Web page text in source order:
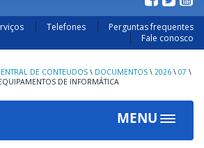
Telefones
Perguntas frequentes
Fale conosco
DE CONTEUDOS \ DOCUMENTOS \ 2026 \ 07 \
DE INFORMÁTICA
MENU
Toggle